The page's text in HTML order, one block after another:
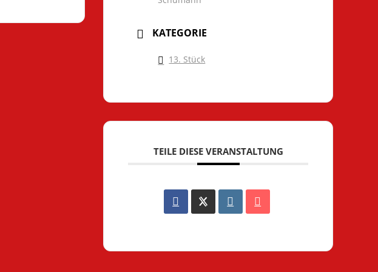
KATEGORIE
13. Stück
TEILE DIESE VERANSTALTUNG